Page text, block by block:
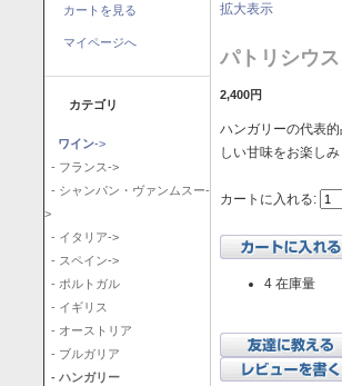
カートを見る
マイページへ
カテゴリ
ワイン->
- フランス->
- シャンパン・ヴァンムスー-
>
- イタリア->
- スペイン->
- ポルトガル
- イギリス
- オーストリア
- ブルガリア
- ハンガリー
拡大表示
パトリシウ
2,400円
ハンガリーの代表
しい甘味をお楽しみ
カートに入れる:
4 在庫量